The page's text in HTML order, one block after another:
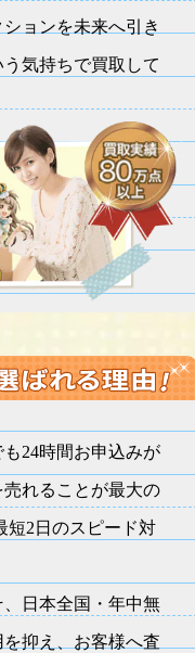
ョンを未来へ引き
気持ちで買取して
24時間お申込みが
れることが最大の
短2日のスピード対
日本全国・年中無
抑え、お客様へ査